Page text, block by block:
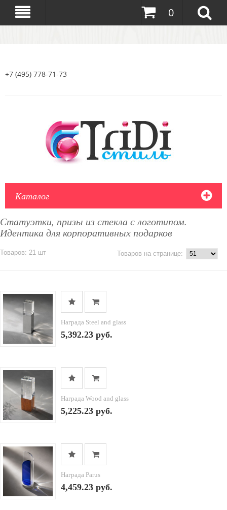
0
+7 (495) 778-71-73
Каталог
Статуэтки, призы из стекла с логотипом.
Идентика для корпоративных подарков
Товаров: 21 шт Товаров на странице:
Награда Steel and glass
5,392.23 руб.
Награда Wood and glass
5,225.23 руб.
Награда Parus
4,459.23 руб.